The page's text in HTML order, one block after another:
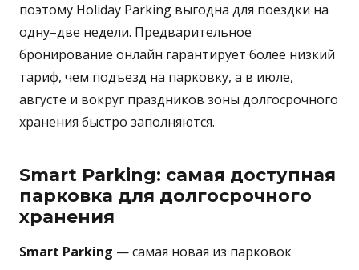
поэтому Holiday Parking выгодна для поездки на
одну–две недели. Предварительное
бронирование онлайн гарантирует более низкий
тариф, чем подъезд на парковку, а в июле,
августе и вокруг праздников зоны долгосрочного
хранения быстро заполняются.
Smart Parking: самая доступная
парковка для долгосрочного
хранения
Smart Parking — самая новая из парковок